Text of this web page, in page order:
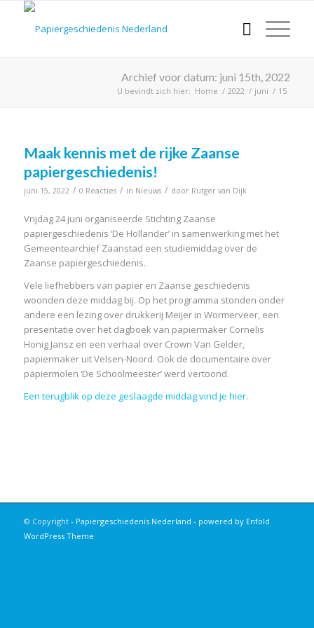
Archief voor datum: juni 15th, 2022
U bevindt zich hier: Home / 2022 / juni / 15
Maak kennis met de rijke Zaanse
papiergeschiedenis!
juni 15, 2022 / 0 Reacties / in Nieuws / door Rutger van Dijk
Vrijdag 24 juni organiseerde Stichting Zaanse
papiergeschiedenis ‘De Hollander’ in samenwerking met het
Gemeentearchief Zaanstad een studiemiddag over de
Zaanse papiergeschiedenis.
Vele liefhebbers van papier en Zaanse geschiedenis
woonden deze middag bij. Op het programma stonden onder
andere een lezing over drukkerij Meijer in Wormerveer, een
presentatie over het dagboek van papiermaker Cornelis
Honig Jansz en een verhaal over Crown Van Gelder,
papiermaker uit Velsen-Noord. Ook de documentaire over
papiermolen ‘De Schoolmeester’ werd vertoond.
Een terugblik op deze geslaagde middag vind je hier.
© Copyright - Papiergeschiedenis Nederland - powered by Enfold
WordPress Theme